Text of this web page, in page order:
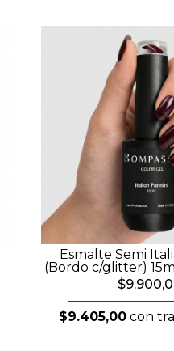
Esmalte Semi
(Bordo c/glitter)
$9.405,00con